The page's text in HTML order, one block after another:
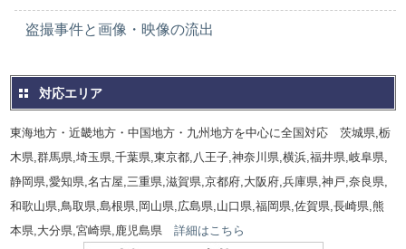
盗撮事件と画像・映像の流出
対応エリア
東海地方・近畿地方・中国地方・九州地方を中心に全国対応 茨城県,栃
木県,群馬県,埼玉県,千葉県,東京都,八王子,神奈川県,横浜,福井県,岐阜県,
静岡県,愛知県,名古屋,三重県,滋賀県,京都府,大阪府,兵庫県,神戸,奈良県,
和歌山県,鳥取県,島根県,岡山県,広島県,山口県,福岡県,佐賀県,長崎県,熊
本県,大分県,宮崎県,鹿児島県詳細はこちら